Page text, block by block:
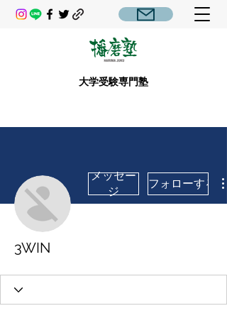
大学受験専門塾
メッセー
ジ
フォローする
3WIN